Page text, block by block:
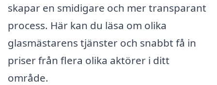
skapar en smidigare och mer transparant
process. Här kan du läsa om olika
glasmästarens tjänster och snabbt få in
priser från flera olika aktörer i ditt
område.